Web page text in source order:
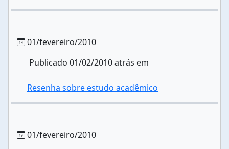
01/fevereiro/2010
Publicado 01/02/2010 atrás em
Resenha sobre estudo acadêmico
01/fevereiro/2010